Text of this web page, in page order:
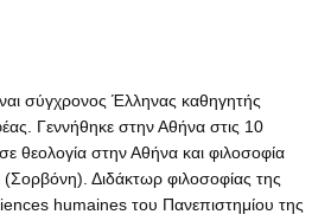
σύγχρονος Έλληνας καθηγητής
Γεννήθηκε στην Αθήνα στις 10
θεολογία στην Αθήνα και φιλοσοφία
(Σορβόνη). Διδάκτωρ φιλοσοφίας της
humaines του Πανεπιστημίου της